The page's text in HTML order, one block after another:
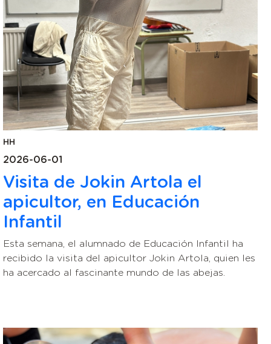
HH
2026-06-01
Visita de Jokin Artola el
apicultor, en Educación
Infantil
Esta semana, el alumnado de Educación Infantil ha
recibido la visita del apicultor Jokin Artola, quien les
ha acercado al fascinante mundo de las abejas.